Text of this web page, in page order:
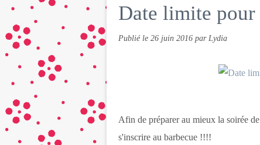
Date limite
Publié le 26 juin 2016 par Lydia
Afin de préparer au mieux la soirée
s'inscrire au barbecue !!!!